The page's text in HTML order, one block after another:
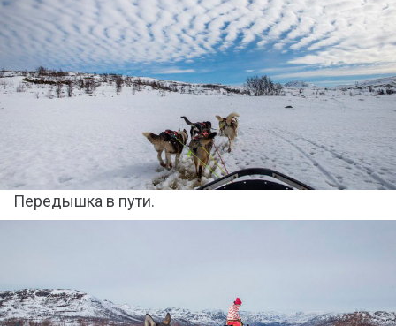
Передышка в пути.